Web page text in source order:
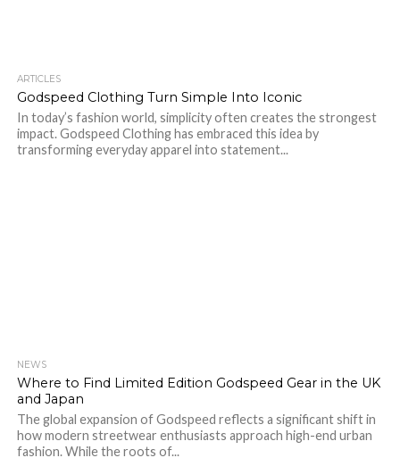
ARTICLES
Godspeed Clothing Turn Simple Into Iconic
In today’s fashion world, simplicity often creates the strongest
impact. Godspeed Clothing has embraced this idea by
transforming everyday apparel into statement...
NEWS
Where to Find Limited Edition Godspeed Gear in the UK
and Japan
The global expansion of Godspeed reflects a significant shift in
how modern streetwear enthusiasts approach high-end urban
fashion. While the roots of...